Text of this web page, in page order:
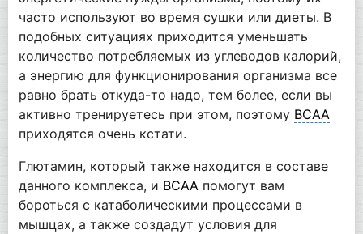
часто используют во время сушки или диеты. В
подобных ситуациях приходится уменьшать
количество потребляемых из углеводов калорий,
а энергию для функционирования организма все
равно брать откуда-то надо, тем более, если вы
активно тренируетесь при этом, поэтому BCAA
приходятся очень кстати.
Глютамин, который также находится в составе
данного комплекса, и BCAAпомогут вам
бороться с катаболическими процессами в
мышцах, а также создадут условия для